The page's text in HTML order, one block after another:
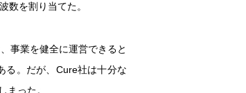
数を割り当てた。
事業を健全に運営できると
る。だが、Cure社は十分な
まった。